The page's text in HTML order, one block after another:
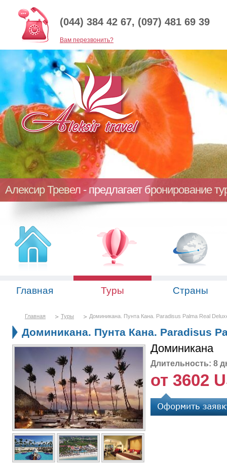
(044) 384 42 67, (097) 481 69 39
Baм перезвонить?
Алексир Тревел - предлагает бронирование
Главная Туры Страны
Главная Туры Доминикана. Пунта Кана. Paradisus Palma Real
Доминикана. Пунта Кана. Paradisus
Доминикана
Длительность: 8
от 3602